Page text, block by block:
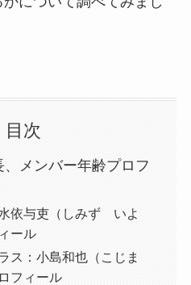
目次
メンバー年齢プロフ
依与吏（しみず いよ
ール
ス：小島和也（こじま
フィール